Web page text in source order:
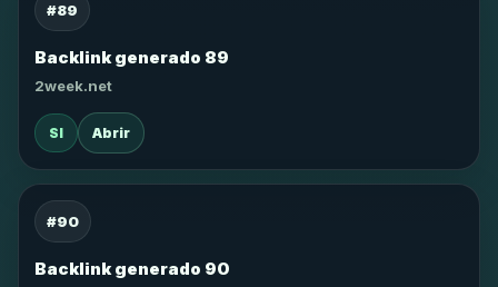
#89
Backlink generado 89
2week.net
SI Abrir
#90
Backlink generado 90